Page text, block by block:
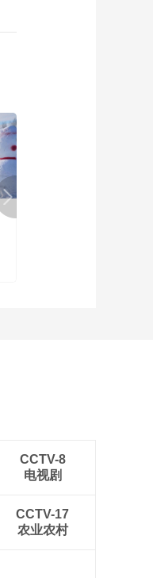
CCTV-8
电视剧
CCTV-17
农业农村